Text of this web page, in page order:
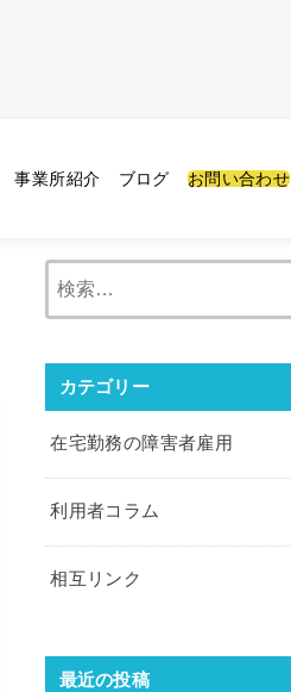
事業所紹介 ブログ お問い合わせ
カテゴリー
在宅勤務の障害者雇用
利用者コラム
相互リンク
最近の投稿